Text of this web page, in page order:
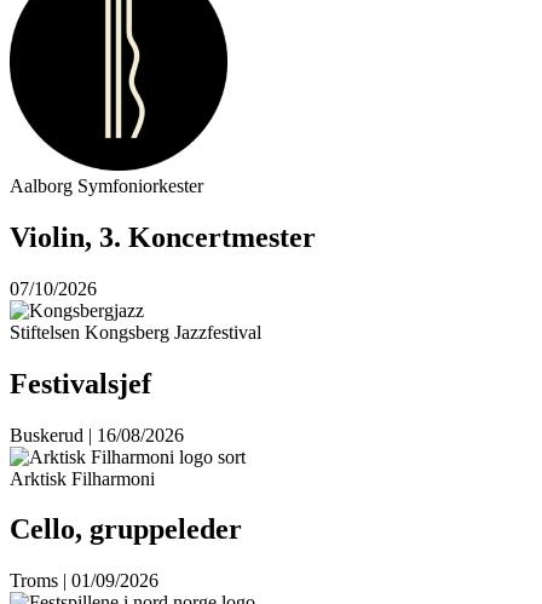
Aalborg Symfoniorkester
Violin, 3. Koncertmester
07/10/2026
Stiftelsen Kongsberg Jazzfestival
Festivalsjef
Buskerud | 16/08/2026
Arktisk Filharmoni
Cello, gruppeleder
Troms | 01/09/2026